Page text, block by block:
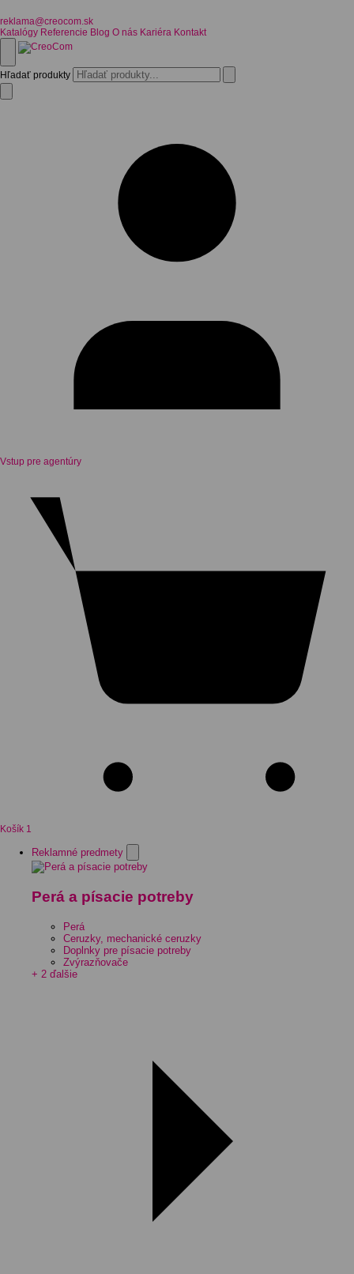
reklama@creocom.sk
Katalógy Referencie Blog O nás Kariéra Kontakt
Hľadať produkty
Vstup pre agentúry
Košík 1
Reklamné predmety
Perá a písacie potreby
Perá
Ceruzky, mechanické ceruzky
Doplnky pre písacie potreby
Zvýrazňovače
+ 2 ďalšie